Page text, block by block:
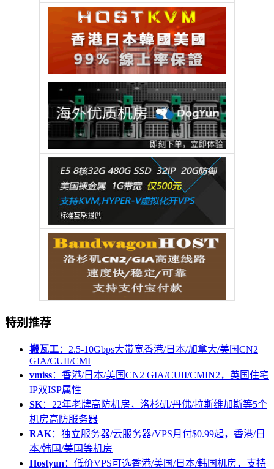
特别推荐
搬瓦工：2.5-10Gbps大带宽香港/日本/加拿大/美国CN2
GIA/CUII/CMI
vmiss：香港/日本/美国CN2 GIA/CUII/CMIN2，英国住宅
IP双ISP属性
SK：22年老牌高防机房，洛杉矶/丹佛/拉斯维加斯等5个
机房高防服务器
RAK：独立服务器/云服务器/VPS月付$0.99起，香港/日
本/韩国/美国等机房
Hostyun ：低价VPS可选香港/美国/日本/韩国机房，支持